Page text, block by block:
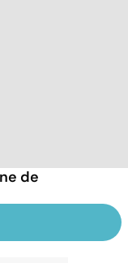
de